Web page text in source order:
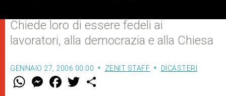
Chiede loro di essere fedeli ai
lavoratori, alla democrazia e alla Chiesa
GENNAIO 27, 2006 00:00 ZENIT STAFF DICASTERI
W M
e
F
a w